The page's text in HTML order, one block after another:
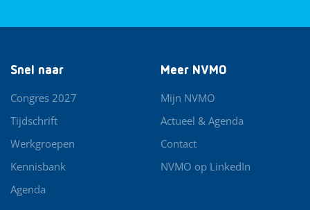
Snel naar
Congres 2027
Tijdschrift
Werkgroepen
Kennisbank
Agenda
Meer NVMO
Mijn NVMO
Actueel & Agenda
Contact
NVMO op LinkedIn